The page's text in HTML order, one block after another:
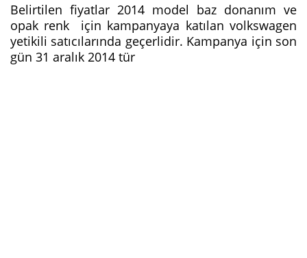
Belirtilen fiyatlar 2014 model baz donanım ve
opak renk için kampanyaya katılan volkswagen
yetikili satıcılarında geçerlidir. Kampanya için son
gün 31 aralık 2014 tür